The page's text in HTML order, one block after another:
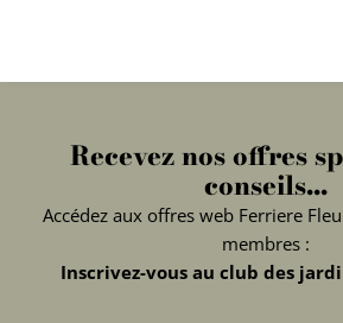
Recevez nos offres
conseils...
Accédez aux offres web Ferriere
membres :
Inscrivez-vous au club des